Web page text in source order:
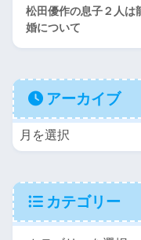
松田優作の息子２人は
婚について
アーカイブ
カテゴリー